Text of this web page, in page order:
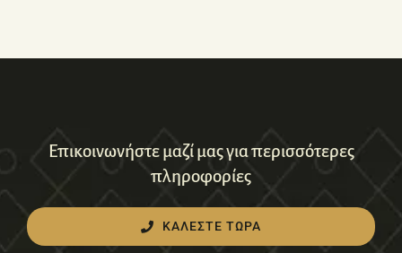
Επικοινωνήστε μαζί μας για περισσότερες
πληροφορίες
ΚΑΛΕΣΤΕ ΤΩΡΑ